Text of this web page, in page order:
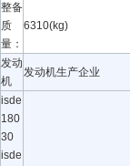
整备
质
量：
6310(kg)
发动
机
发动机生产企业
isde
180
30
isde